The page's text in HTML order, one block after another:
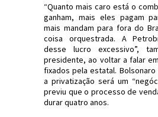
“Quanto mais caro está o
ganham, mais eles pagam
mais mandam para fora do
coisa orquestrada. A
desse lucro excessivo”,
presidente, ao voltar a falar
fixados pela estatal. Bolsonaro
a privatização será um
previu que o processo de
durar quatro anos.